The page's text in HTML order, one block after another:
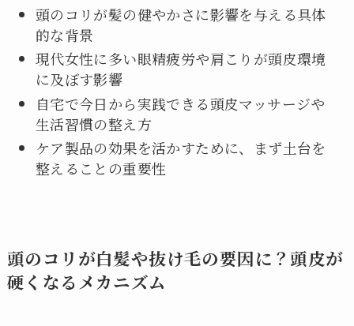
頭のコリが髪の健やかさに影響を与える具体
的な背景
現代女性に多い眼精疲労や肩こりが頭皮環境
に及ぼす影響
自宅で今日から実践できる頭皮マッサージや
生活習慣の整え方
ケア製品の効果を活かすために、まず土台を
整えることの重要性
頭のコリが白髪や抜け毛の要因に？頭皮が
硬くなるメカニズム